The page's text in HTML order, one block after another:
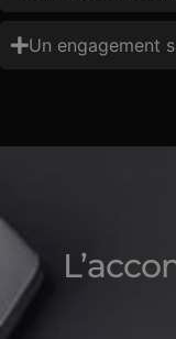
Un engagement